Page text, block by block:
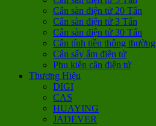
Cân sàn điện tử 20 Tấn
Cân sàn điện tử 3 Tấn
Cân sàn điện tử 30 Tấn
Cân tính tiền thông thường
Cân sấy ẩm điện tử
Phụ kiện cân điện tử
Thương Hiệu
DIGI
CAS
HUAYING
JADEVER